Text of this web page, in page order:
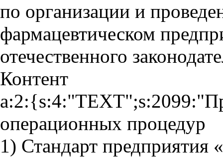
по организации и
фармацевтическом
отечественного
Контент
операционных процедур
1) Стандарт предприятия